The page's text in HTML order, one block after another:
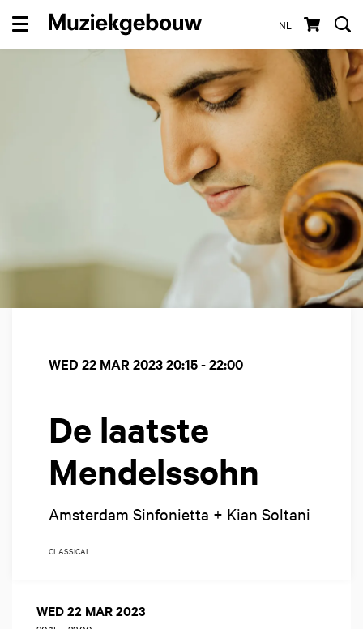
NL
Menu
De laatste
Mendelssohn
Amsterdam Sinfonietta + Kian Soltani
WED 22 MAR 202320:15 - 22:00
CLASSICAL
WED 22 MAR 2023